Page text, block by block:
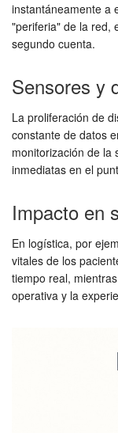
instantáneamente a
"periferia" de la red,
segundo cuenta.
Sensores y
La proliferación de
constante de datos
monitorización de la
inmediatas en el
Impacto en
En logística, por
vitales de los
tiempo real,
operativa y la